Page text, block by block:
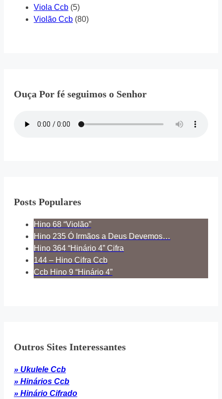
Viola Ccb (5)
Violão Ccb (80)
Ouça Por fé seguimos o Senhor
Posts Populares
Hino 68 “Violão”
Hino 235 Ó Irmãos a Deus Devemos…
Hino 364 “Hinário 4” Cifra
144 – Hino Cifra Ccb
Ccb Hino 9 “Hinário 4”
Outros Sites Interessantes
» Ukulele Ccb
» Hinários Ccb
» Hinário Cifrado